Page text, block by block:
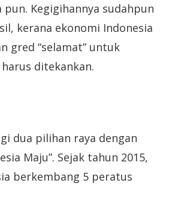
Kegigihannya sudahpun
kerana ekonomi Indonesia
gred “selamat” untuk
ditekankan.
dua pilihan raya dengan
Maju”. Sejak tahun 2015,
berkembang 5 peratus